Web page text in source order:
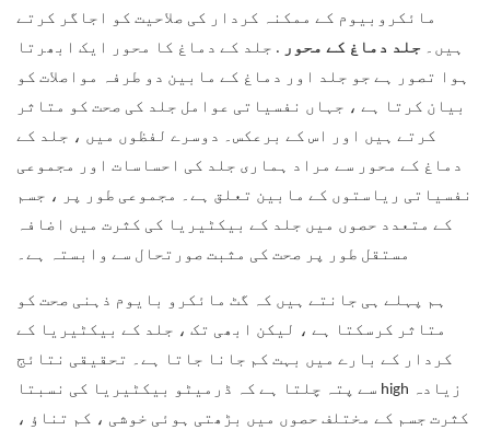
مائکروبیوم کے ممکنہ کردار کی صلاحیت کو اجاگر کرتے
ہیں۔ جلد دماغ کے محور . جلد کے دماغ کا محور ایک ابھرتا
ہوا تصور ہے جو جلد اور دماغ کے مابین دو طرفہ مواصلات کو
بیان کرتا ہے ، جہاں نفسیاتی عوامل جلد کی صحت کو متاثر
کرتے ہیں اور اس کے برعکس۔ دوسرے لفظوں میں ، جلد کے
دماغ کے محور سے مراد ہماری جلد کی احساسات اور مجموعی
نفسیاتی ریاستوں کے مابین تعلق ہے۔ مجموعی طور پر ، جسم
کے متعدد حصوں میں جلد کے بیکٹیریا کی کثرت میں اضافہ
مستقل طور پر صحت کی مثبت صورتحال سے وابستہ ہے۔
ہم پہلے ہی جانتے ہیں کہ گٹ مائکرو بایوم ذہنی صحت کو
متاثر کرسکتا ہے ، لیکن ابھی تک ، جلد کے بیکٹیریا کے
کردار کے بارے میں بہت کم جانا جاتا ہے۔ تحقیقی نتائج
سے پتہ چلتا ہے کہ ڈرمیٹو بیکٹیریا کی نسبتا high زیادہ
کثرت جسم کے مختلف حصوں میں بڑھتی ہوئی خوشی ، کم تناؤ ،